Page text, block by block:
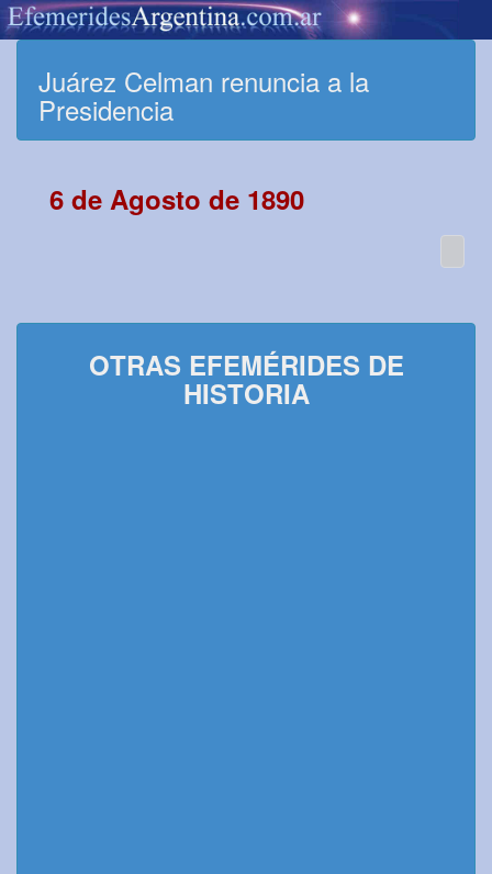
Juárez Celman renuncia a la
Presidencia
6 de Agosto de 1890
OTRAS EFEMÉRIDES DE
HISTORIA